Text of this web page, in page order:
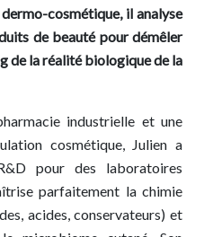
cosmétique, il analyse
de beauté pour démêler
de la réalité biologique de la
industrielle et une
cosmétique, Julien a
pour des laboratoires
parfaitement la chimie
acides, conservateurs) et